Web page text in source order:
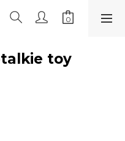
toy